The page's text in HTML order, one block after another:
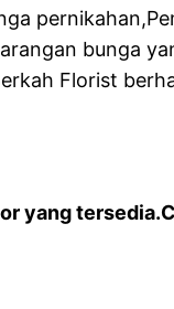
bunga
Florist
yang